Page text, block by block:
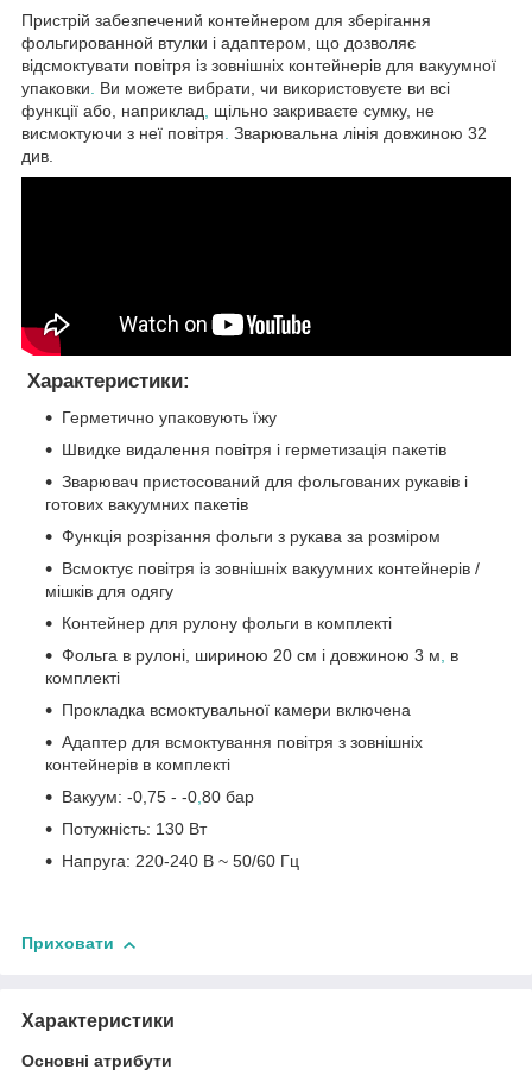
Пристрій забезпечений контейнером для зберігання
фольгированной втулки і адаптером, що дозволяє
відсмоктувати повітря із зовнішніх контейнерів для вакуумної
упаковки. Ви можете вибрати, чи використовуєте ви всі
функції або, наприклад, щільно закриваєте сумку, не
висмоктуючи з неї повітря. Зварювальна лінія довжиною 32
див.
Характеристики:
Герметично упаковують їжу
Швидке видалення повітря і герметизація пакетів
Зварювач пристосований для фольгованих рукавів і
готових вакуумних пакетів
Функція розрізання фольги з рукава за розміром
Всмоктує повітря із зовнішніх вакуумних контейнерів /
мішків для одягу
Контейнер для рулону фольги в комплекті
Фольга в рулоні, шириною 20 см і довжиною 3 м, в
комплекті
Прокладка всмоктувальної камери включена
Адаптер для всмоктування повітря з зовнішніх
контейнерів в комплекті
Вакуум: -0,75 - -0,80 бар
Потужність: 130 Вт
Напруга: 220-240 В ~ 50/60 Гц
Приховати
Характеристики
Основні атрибути